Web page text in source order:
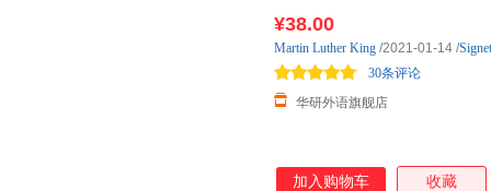
¥38.00
华研外语旗舰店
30条评论
Martin Luther King /2021-01-14 /
加入购物车 收藏